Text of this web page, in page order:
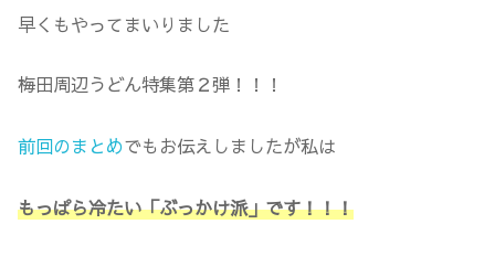
早くもやってまいりました
梅田周辺うどん特集第２弾！！！
前回のまとめでもお伝えしましたが私は
もっぱら冷たい「ぶっかけ派」です！！！